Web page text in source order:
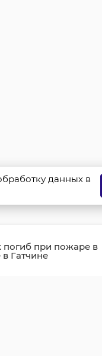
погиб при пожаре в
Гатчине
данных в